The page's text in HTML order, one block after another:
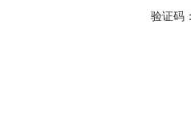
验证码